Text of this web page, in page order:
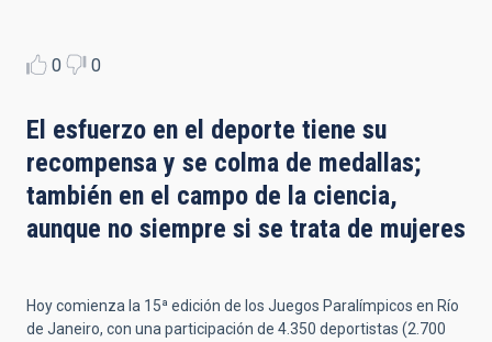
0 0
El esfuerzo en el deporte tiene su
recompensa y se colma de medallas;
también en el campo de la ciencia,
aunque no siempre si se trata de mujeres
Hoy comienza la 15ª edición de los Juegos Paralímpicos en Río
de Janeiro, con una participación de 4.350 deportistas (2.700